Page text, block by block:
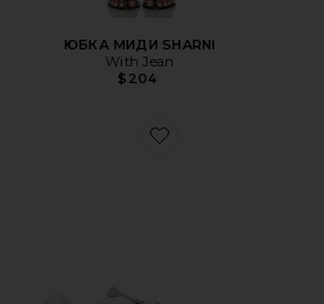
ЮБКА МИДИ SHARNI
With Jean
$204
Favorite КРОССОВКИ XT-